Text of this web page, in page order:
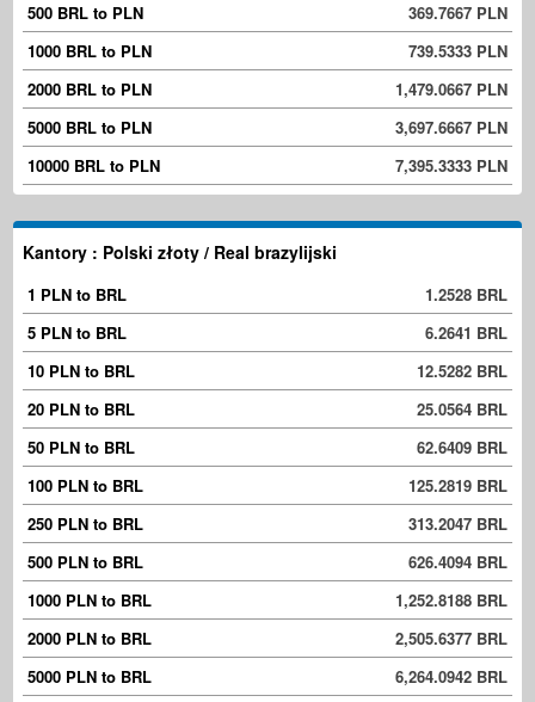
500 BRL to PLN
369.7667 PLN
1000 BRL to PLN
739.5333 PLN
2000 BRL to PLN
1,479.0667 PLN
5000 BRL to PLN
3,697.6667 PLN
10000 BRL to PLN
7,395.3333 PLN
Kantory : Polski złoty / Real brazylijski
1 PLN to BRL
1.2528 BRL
5 PLN to BRL
6.2641 BRL
10 PLN to BRL
12.5282 BRL
20 PLN to BRL
25.0564 BRL
50 PLN to BRL
62.6409 BRL
100 PLN to BRL
125.2819 BRL
250 PLN to BRL
313.2047 BRL
500 PLN to BRL
626.4094 BRL
1000 PLN to BRL
1,252.8188 BRL
2000 PLN to BRL
2,505.6377 BRL
5000 PLN to BRL
6,264.0942 BRL